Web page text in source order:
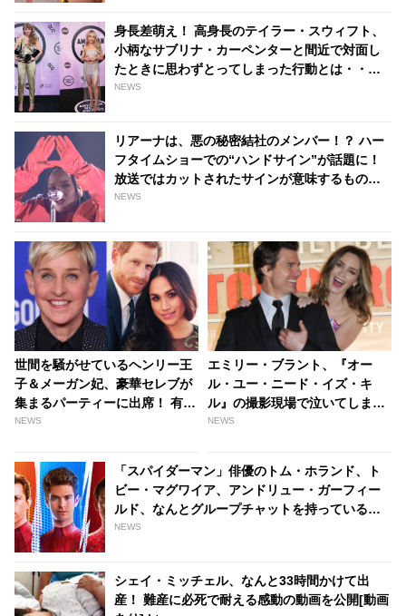
身長差萌え！ 高身長のテイラー・スウィフト、
小柄なサブリナ・カーペンターと間近で対面し
たときに思わずとってしまった行動とは・・？
［動画あり］ - tvgroove
NEWS
リアーナは、悪の秘密結社のメンバー！？ ハー
フタイムショーでの“ハンドサイン”が話題に！
放送ではカットされたサインが意味するものっ
て・・？ - tvgroove
NEWS
世間を騒がせているヘンリー王
子＆メーガン妃、豪華セレブが
集まるパーティーに出席！ 有名
司会者エレン・デジェネレスら
り] - tvgroove
NEWS
エミリー・ブラント、『オー
ル・ユー・ニード・イズ・キ
ル』の撮影現場で泣いてしまっ
たことを振り返る！それに共演
ととは？ - tvgroove
NEWS
「スパイダーマン」俳優のトム・ホランド、ト
ビー・マグワイア、アンドリュー・ガーフィー
ルド、なんとグループチャットを持っているこ
とが明らかに！ 彼らが話している内容と
NEWS
シェイ・ミッチェル、なんと33時間かけて出
産！ 難産に必死で耐える感動の動画を公開[動画